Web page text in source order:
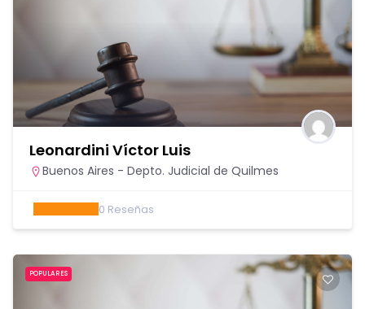
Leonardini Víctor Luis
Buenos Aires - Depto. Judicial de Quilmes
0 Reseñas
POPULARES